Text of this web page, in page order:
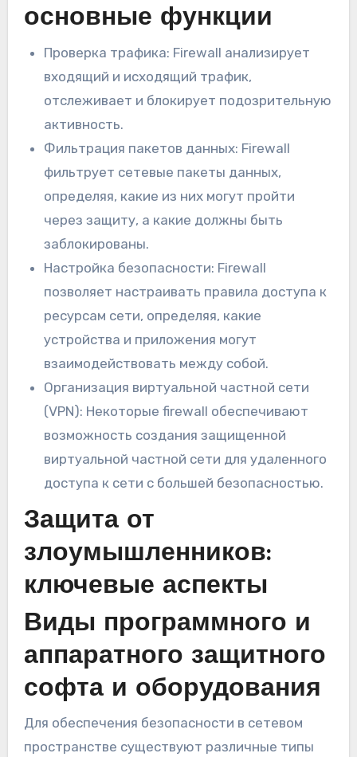
основные функции
Проверка трафика: Firewall анализирует
входящий и исходящий трафик,
отслеживает и блокирует подозрительную
активность.
Фильтрация пакетов данных: Firewall
фильтрует сетевые пакеты данных,
определяя, какие из них могут пройти
через защиту, а какие должны быть
заблокированы.
Настройка безопасности: Firewall
позволяет настраивать правила доступа к
ресурсам сети, определяя, какие
устройства и приложения могут
взаимодействовать между собой.
Организация виртуальной частной сети
(VPN): Некоторые firewall обеспечивают
возможность создания защищенной
виртуальной частной сети для удаленного
доступа к сети с большей безопасностью.
Защита от
злоумышленников:
ключевые аспекты
Виды программного и
аппаратного защитного
софта и оборудования
Для обеспечения безопасности в сетевом
пространстве существуют различные типы